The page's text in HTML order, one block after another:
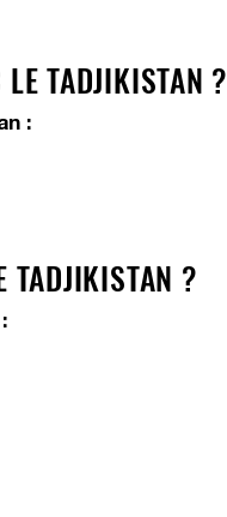
TADJIKISTAN ?
:
TADJIKISTAN ?